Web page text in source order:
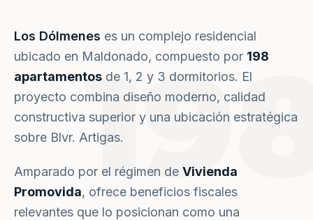
Los Dólmenes es un complejo residencial
ubicado en Maldonado, compuesto por 198
apartamentos de 1, 2 y 3 dormitorios. El
proyecto combina diseño moderno, calidad
constructiva superior y una ubicación estratégica
sobre Blvr. Artigas.
Amparado por el régimen de Vivienda
Promovida, ofrece beneficios fiscales
relevantes que lo posicionan como una